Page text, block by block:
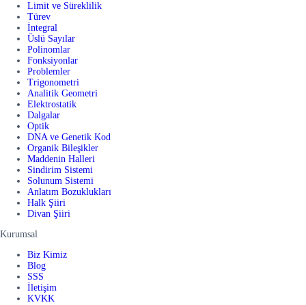
Limit ve Süreklilik
Türev
İntegral
Üslü Sayılar
Polinomlar
Fonksiyonlar
Problemler
Trigonometri
Analitik Geometri
Elektrostatik
Dalgalar
Optik
DNA ve Genetik Kod
Organik Bileşikler
Maddenin Halleri
Sindirim Sistemi
Solunum Sistemi
Anlatım Bozuklukları
Halk Şiiri
Divan Şiiri
Kurumsal
Biz Kimiz
Blog
SSS
İletişim
KVKK